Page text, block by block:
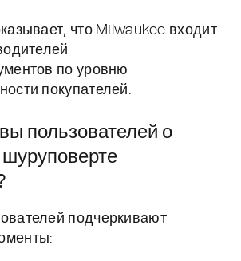
что Milwaukee входит
по уровню
покупателей.
пользователей о
подчеркивают